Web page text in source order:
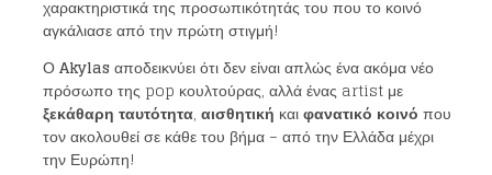
χαρακτηριστικά της προσωπικότητάς του που το κοινό
αγκάλιασε από την πρώτη στιγμή!
ΟAkylas αποδεικνύει ότι δεν είναι απλώς ένα ακόμα νέο
πρόσωπο της pop κουλτούρας, αλλά ένας artist με
ξεκάθαρη ταυτότητα, αισθητική καιφανατικό κοινό που
τον ακολουθεί σε κάθε του βήμα – από την Ελλάδα μέχρι
την Ευρώπη!